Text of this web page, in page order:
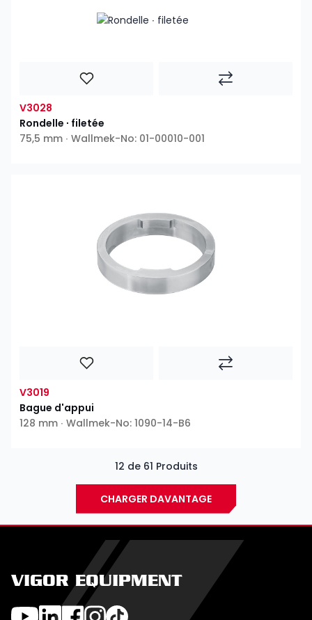
V3028
Rondelle ∙ filetée
75,5 mm ∙ Wallmek-No: 01-00010-001
V3019
Bague d'appui
128 mm ∙ Wallmek-No: 1090-14-B6
12 de 61 Produits
CHARGER DAVANTAGE
VIGOR EQUIPMENT